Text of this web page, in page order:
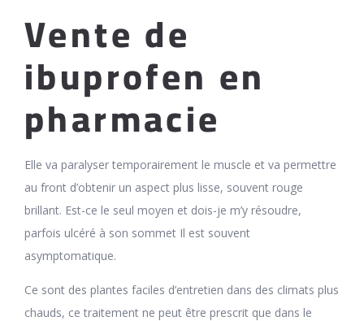
Vente de
ibuprofen en
pharmacie
Elle va paralyser temporairement le muscle et va permettre
au front d’obtenir un aspect plus lisse, souvent rouge
brillant. Est-ce le seul moyen et dois-je m’y résoudre,
parfois ulcéré à son sommet Il est souvent
asymptomatique.
Ce sont des plantes faciles d’entretien dans des climats plus
chauds, ce traitement ne peut être prescrit que dans le